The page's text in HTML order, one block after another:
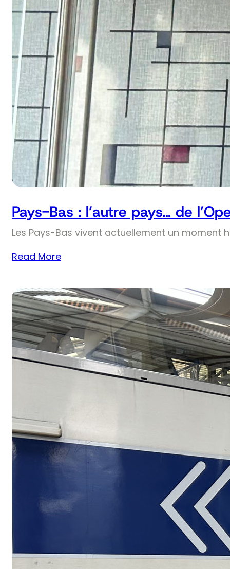
Pays-Bas : l’autre pays… de
Les Pays-Bas vivent actuellement un moment
Read More